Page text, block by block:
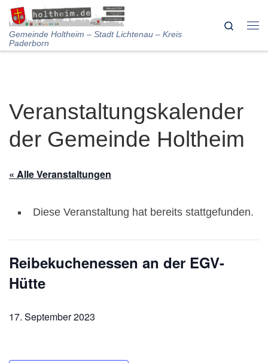
Skip to content
Gemeinde Holtheim – Stadt Lichtenau – Kreis
Paderborn
Search
Veranstaltungskalender
der Gemeinde Holtheim
« Alle Veranstaltungen
Diese Veranstaltung hat bereits stattgefunden.
Reibekuchenessen an der EGV-
Hütte
17. September 2023